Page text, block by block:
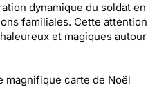
dynamique du soldat en
familiales. Cette attention
et magiques autour
magnifique carte de Noël